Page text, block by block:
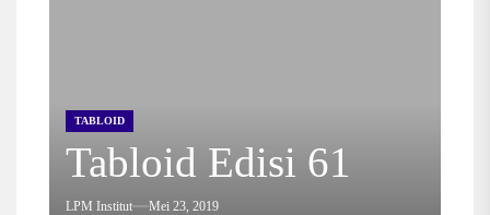
TABLOID
Tabloid Edisi 61
LPM Institut Mei 23, 2019